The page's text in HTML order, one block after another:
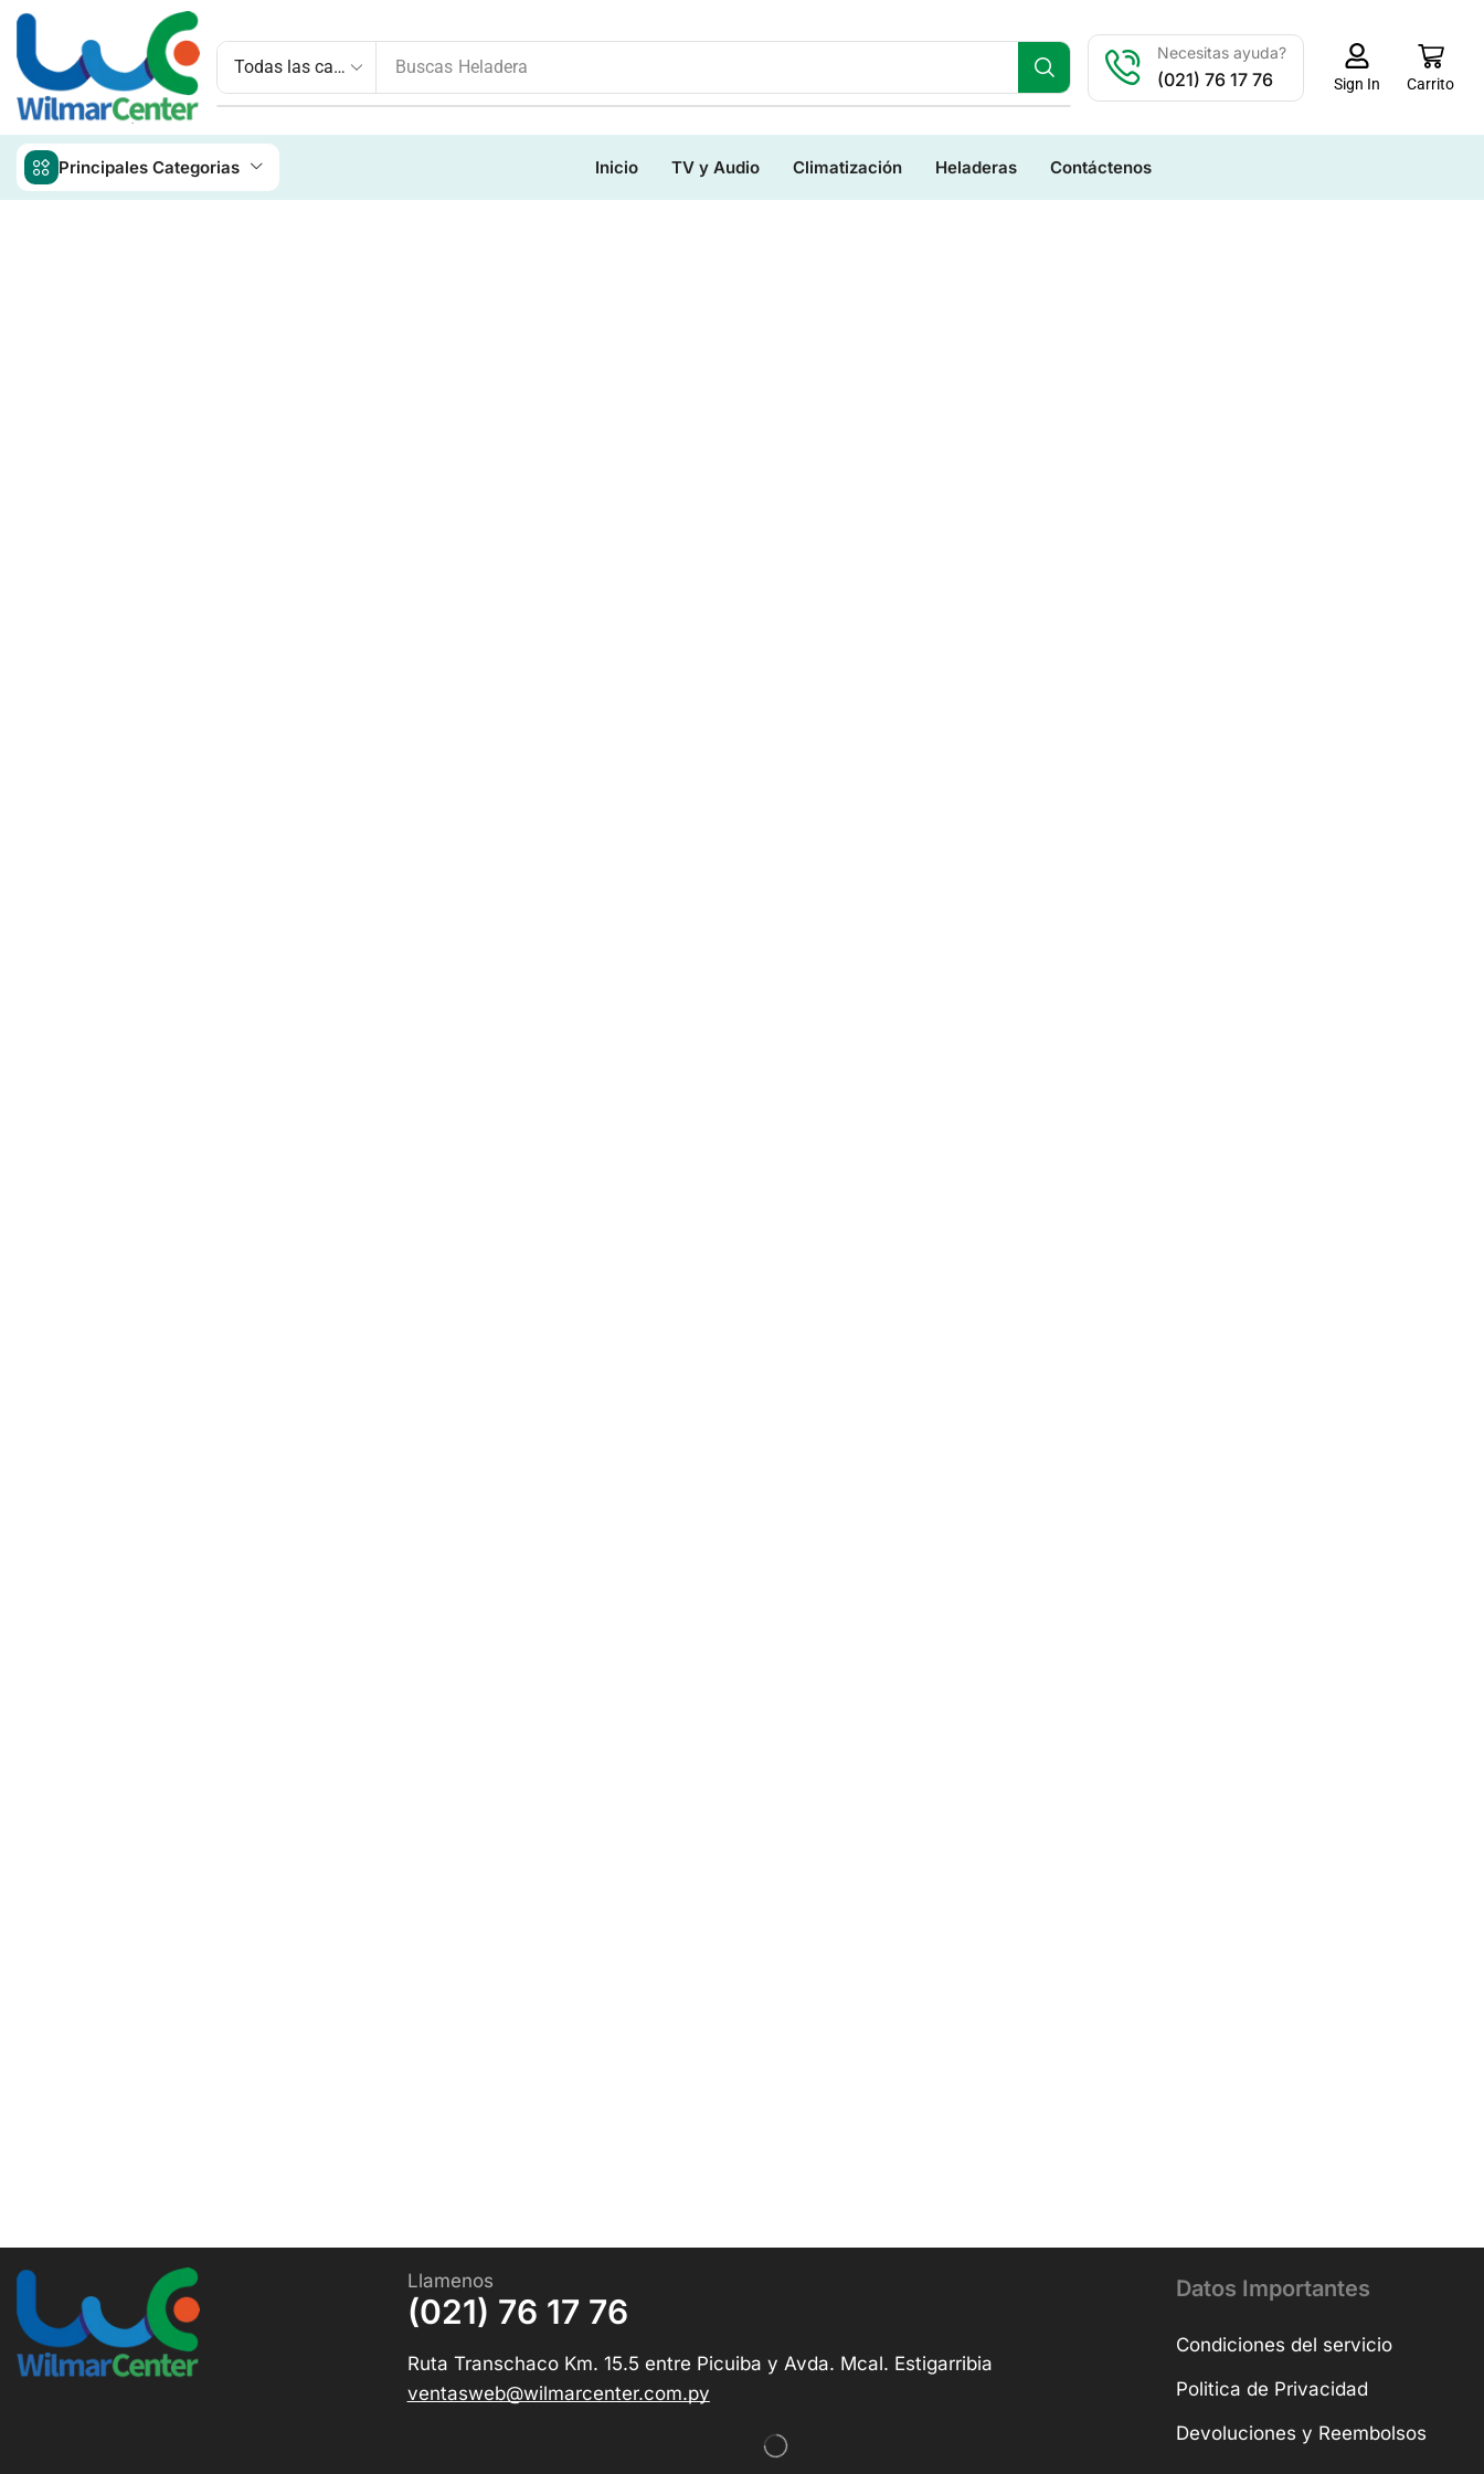
Buscas Heladera
Necesitas ayuda?
(021) 76 17 76 Sign In Carrito
Principales Categorias Inicio TV y Audio Climatización Heladeras Contáctenos
Llamenos
(021) 76 17 76
Ruta Transchaco Km. 15.5 entre Picuiba y Avda. Mcal. Estigarribia
ventasweb@wilmarcenter.com.py
Datos Importantes
Condiciones del servicio
Politica de Privacidad
Devoluciones y Reembolsos